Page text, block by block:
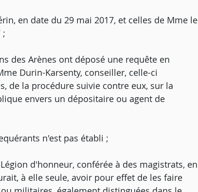
en date du 29 mai 2017, et celles de Mme le
;
des Arènes ont déposé une requête en
Durin-Karsenty, conseiller, celle-ci
de la procédure suivie contre eux, sur la
envers un dépositaire ou agent de
n'est pas établi ;
d'honneur, conférée à des magistrats, en
à elle seule, avoir pour effet de les faire